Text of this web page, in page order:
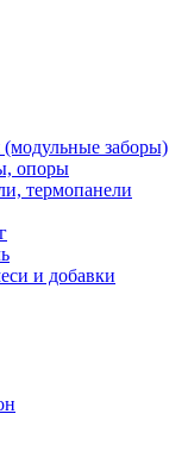
заборы)
опоры
термопанели
и добавки